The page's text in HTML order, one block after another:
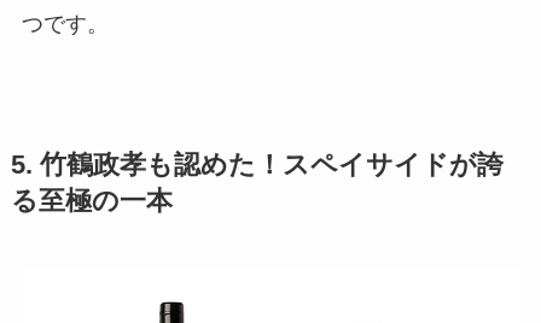
つです。
5. 竹鶴政孝も認めた！スペイサイドが誇
る至極の一本